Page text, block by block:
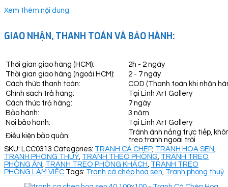
Xem thêm nội dung
GIAO NHẬN, THANH TOÁN VÀ BẢO HÀNH:
Thời gian giao hàng (HCM):
2h - 2 ngày
Thời gian giao hàng (ngoài HCM):
2 - 7 ngày
Cách thức thanh toán:
COD (Thanh toán khi nhận
Chính sách trả hàng:
Tại Linh Art Gallery
Cách thức trả hàng:
7 ngày
Bảo hành:
3 năm
Nơi bảo hành:
Tại Linh Art Gallery
Điều kiện bảo quản:
Tránh ánh nắng trực tiếp,
treo tranh ngoài trời
SKU: LCC0313 Categories: TRANH CÁ CHÉP, TRANH HOA SEN
TRANH PHONG THUỶ TRANH THEO PHÒNG TRANH TREO
PHÒNG ĂN TRANH TREO PHÒNG KHÁCH TRANH TREO
PHÒNG LÀM VIỆC Tags: Tranh cá chép hoa sen Tranh phong thuỷ